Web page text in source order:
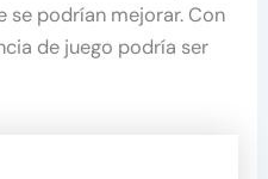
se podrían mejorar. Con
de juego podría ser